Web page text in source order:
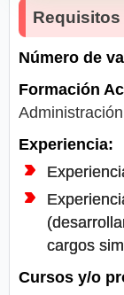
Requisitos
Número de
Formación
Experiencia:
cargos
Cursos y/o